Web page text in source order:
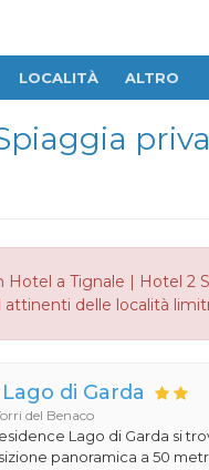
LOCALITÀ ALTRO
Hotel a Tignale | Hotel 2
delle località
Lago di Garda
del Benaco
Lago di Garda si
panoramica a 50